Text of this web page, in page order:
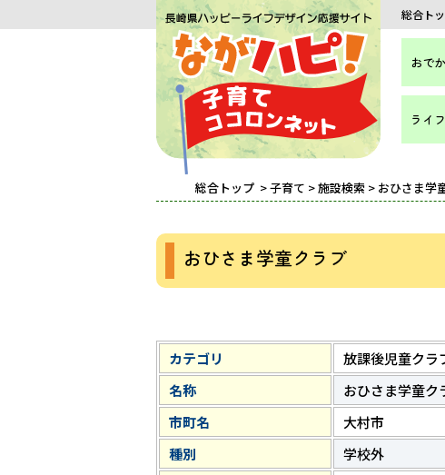
総合ト
おで
ライ
総合トップ >子育て >施設検索 > おひさま学
おひさま学童クラブ
カテゴリ
放課後児童クラ
名称
おひさま学童ク
市町名
大村市
種別
学校外